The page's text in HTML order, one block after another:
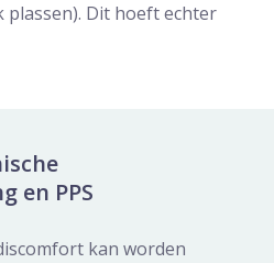
Dit hoeft echter
en PPS
kan worden